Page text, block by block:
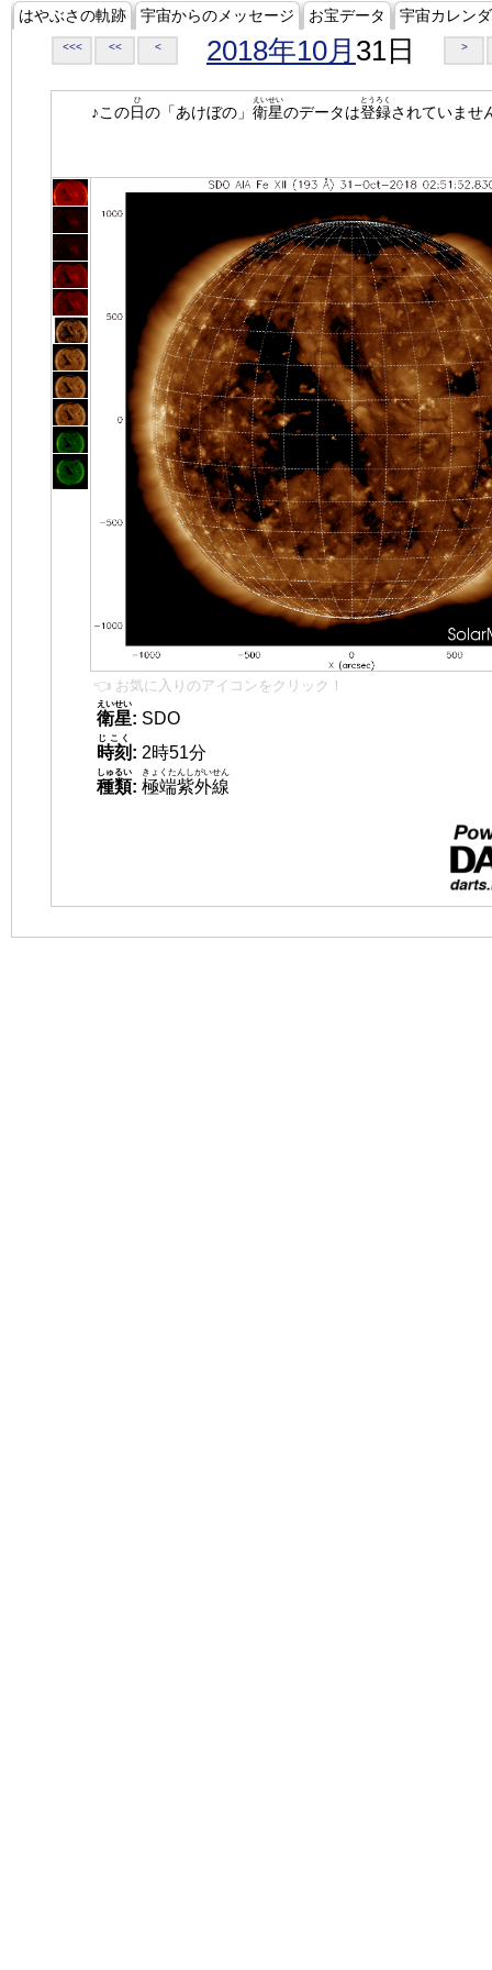
はやぶさの軌跡 宇宙からのメッセージ お宝データ 宇宙カレン
<<< << < 2018年10月 31日 >
♪この日
ひ
の「あけぼの」 衛星
えいせい
のデータは登録
とうろく
されていませ
👈 お気に入りのアイコンをクリック！
衛星
えいせい
: SDO
時刻
じこく
: 2時51分
種類
しゅるい
: 極端紫外線
きょくたんしがいせん